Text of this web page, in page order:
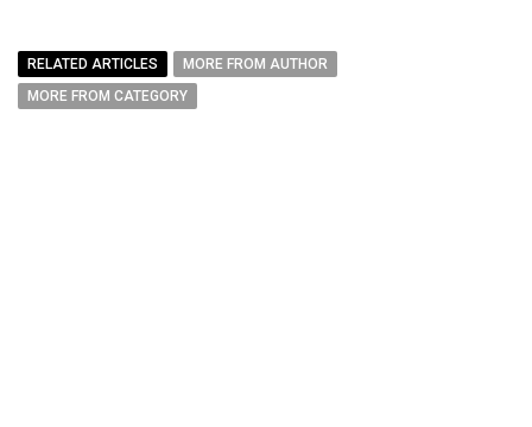
RELATED ARTICLES
MORE FROM AUTHOR
MORE FROM CATEGORY